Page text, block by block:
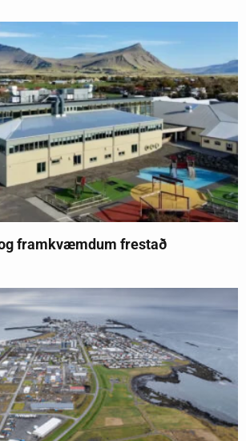
framkvæmdum frestað